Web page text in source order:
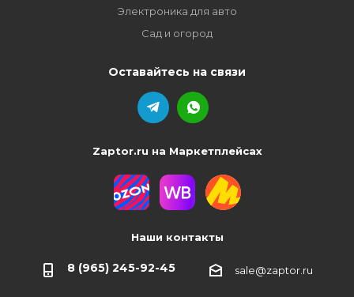
Электроника для авто
Сад и огород
Оставайтесь на связи
Zaptor.ru на Маркетплейсах
Наши контакты
8 (965) 245-92-45 sale@zaptor.ru